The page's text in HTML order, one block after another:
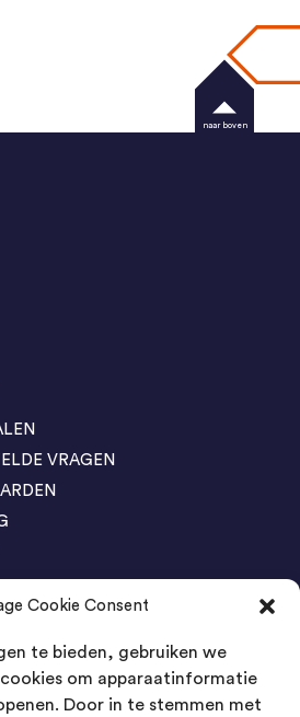
Cookie Consent
te bieden, gebruiken we
om apparaatinformatie
Door in te stemmen met
VRAGEN
FAIR Winterswijk
naar boven